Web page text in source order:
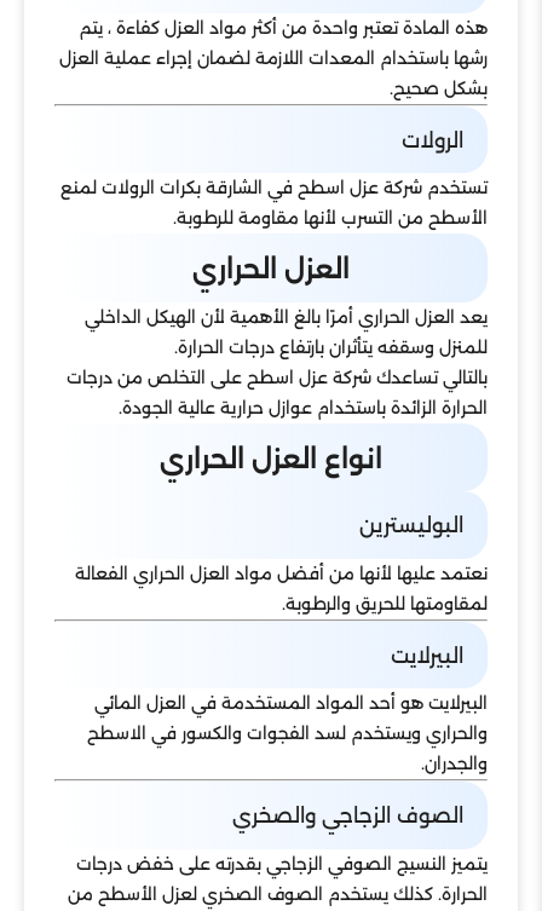
هذه المادة تعتبر واحدة من أكثر مواد العزل كفاءة ، يتم
رشها باستخدام المعدات اللازمة لضمان إجراء عملية العزل
بشكل صحيح.
الرولات
تستخدم شركة عزل اسطح في الشارقة بكرات الرولات لمنع
الأسطح من التسرب لأنها مقاومة للرطوبة.
العزل الحراري
يعد العزل الحراري أمرًا بالغ الأهمية لأن الهيكل الداخلي
للمنزل وسقفه يتأثران بارتفاع درجات الحرارة.
بالتالي تساعدك شركة عزل اسطح على التخلص من درجات
الحرارة الزائدة باستخدام عوازل حرارية عالية الجودة.
انواع العزل الحراري
البوليسترين
نعتمد عليها لأنها من أفضل مواد العزل الحراري الفعالة
لمقاومتها للحريق والرطوبة.
البيرلايت
البيرلايت هو أحد المواد المستخدمة في العزل المائي
والحراري ويستخدم لسد الفجوات والكسور في الاسطح
والجدران.
الصوف الزجاجي والصخري
يتميز النسيج الصوفي الزجاجي بقدرته على خفض درجات
الحرارة. كذلك يستخدم الصوف الصخري لعزل الأسطح من